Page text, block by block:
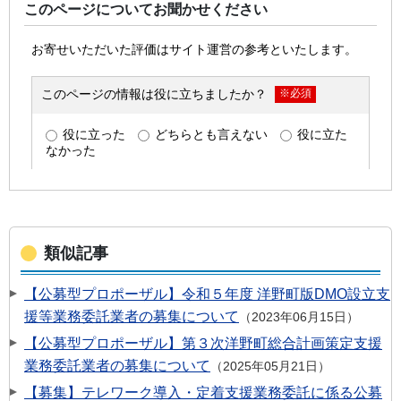
このページについてお聞かせください
類似記事
【公募型プロポーザル】令和５年度 洋野町版DMO設立支
援等業務委託業者の募集について
2023年06月15日
【公募型プロポーザル】第３次洋野町総合計画策定支援
業務委託業者の募集について
2025年05月21日
【募集】テレワーク導入・定着支援業務委託に係る公募